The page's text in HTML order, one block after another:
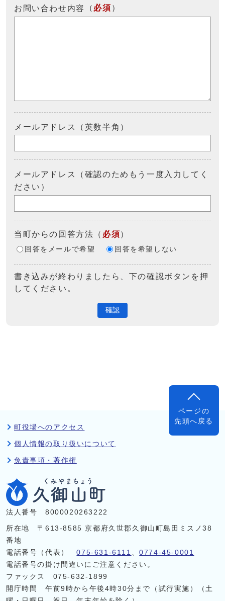
お問い合わせ内容 （ 必須 ）
メールアドレス（英数半角）
メールアドレス（確認のためもう一度入力してく
ださい）
当町からの回答方法 （ 必須）
回答をメールで希望 回答を希望しない
書き込みが終わりましたら、下の確認ボタンを押
してください。
確認
ページの
先頭へ戻る
町役場へのアクセス
個人情報の取り扱いについて
免責事項・著作権
法人番号 8000020263222
所在地 〒613-8585 京都府久世郡久御山町島田ミスノ38
番地
電話番号（代表）075-631-6111 、0774-45-0001
電話番号の掛け間違いにご注意ください。
ファックス 075-632-1899
開庁時間 午前9時から午後4時30分まで（試行実施）（土